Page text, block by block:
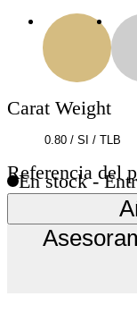
Carat Weight
Referencia del
En stock -